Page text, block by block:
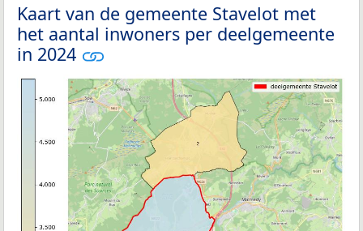
Kaart van de gemeente Stavelot met
het aantal inwoners per deelgemeente
in 2024